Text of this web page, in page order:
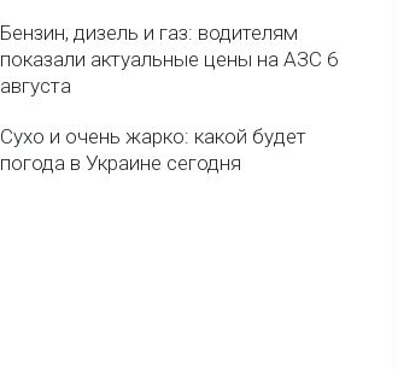
Бензин, дизель и газ: водителям
показали актуальные цены на АЗС 6
августа
Сухо и очень жарко: какой будет
погода в Украине сегодня